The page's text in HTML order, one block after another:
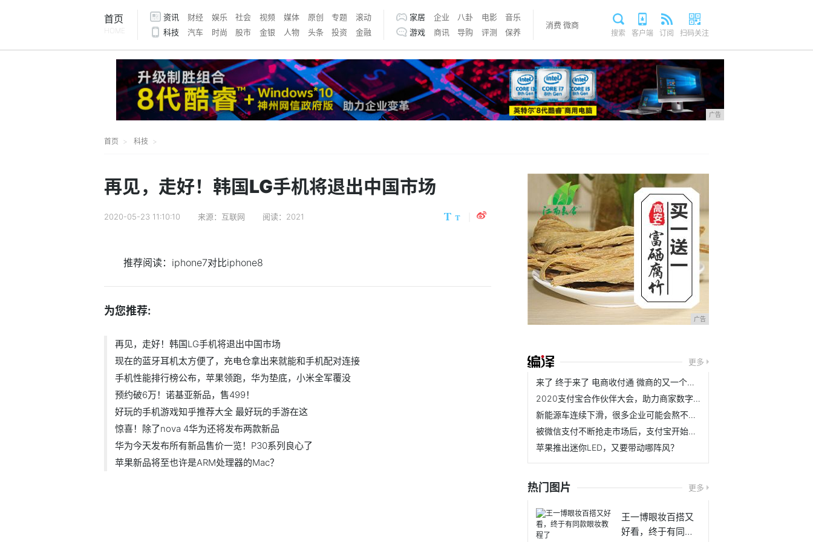
首页
HOME
资讯 财经 娱乐 社会 视频 媒体 原创 专题
滚动
科技
汽车 时尚 股市 金银 人物 头条 投资 金融
家居 企业 八卦 电影
音乐
游戏
商讯 导购 评测 保养
消费 微商
搜索 客户端 订阅 扫码关注
广告
首页 科技
再见，走好！韩国LG手机将退出中国市场
2020-05-23 11:10:10 来源：互联网 阅读：2021
推荐阅读： iphone7对比iphone8
为您推荐:
再见，走好！韩国LG手机将退出中国市场
现在的蓝牙耳机太方便了，充电仓拿出来就能和手机配对连接
手机性能排行榜公布，苹果领跑，华为垫底，小米全军覆没
预约破6万！诺基亚新品，售499！
好玩的手机游戏知乎推荐大全 最好玩的手游在这
惊喜！除了nova 4华为还将发布两款新品
华为今天发布所有新品售价一览！P30系列良心了
苹果新品将至也许是ARM处理器的Mac？
广告
更多
来了 终于来了 电商收付通 微商的又一个春天
2020支付宝合作伙伴大会，助力商家数字化升级亮点多多
新能源车连续下滑，很多企业可能会熬不到天亮了
被微信支付不断抢走市场后，支付宝开始打起了翻身仗
苹果推出迷你LED，又要带动哪阵风？
热门图片 更多
王一博眼妆百搭又
好看，终于有同款